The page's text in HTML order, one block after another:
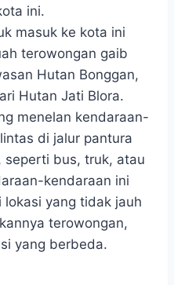
ini.
masuk ke kota ini
terowongan gaib
Hutan Bonggan,
Hutan Jati Blora.
menelan kendaraan-
di jalur pantura
seperti bus, truk, atau
kendaraan ini
yang tidak jauh
terowongan,
yang berbeda.